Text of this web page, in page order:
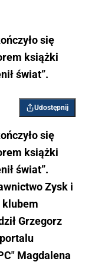
się
książki
świat”.
Udostępnij
się
książki
świat”.
Zysk i
klubem
Grzegorz
Magdalena